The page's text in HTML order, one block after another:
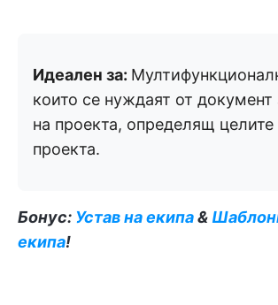
Идеален за:
които се нуждаят от документ
на проекта, определящ целите
проекта.
Бонус: Устав на екипа&
екипа!